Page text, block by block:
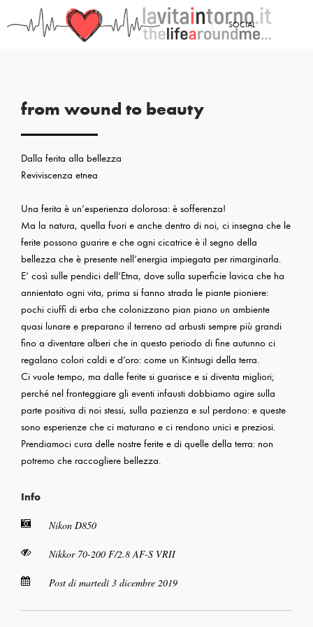
SOCIAL
from wound to beauty
Dalla ferita alla bellezza
Reviviscenza etnea
Una ferita è un’esperienza dolorosa: è sofferenza!
Ma la natura, quella fuori e anche dentro di noi, ci insegna che le
ferite possono guarire e che ogni cicatrice è il segno della
bellezza che è presente nell’energia impiegata per rimarginarla.
E’ così sulle pendici dell’Etna, dove sulla superficie lavica che ha
annientato ogni vita, prima si fanno strada le piante pioniere:
pochi ciuffi di erba che colonizzano pian piano un ambiente
quasi lunare e preparano il terreno ad arbusti sempre più grandi
fino a diventare alberi che in questo periodo di fine autunno ci
regalano colori caldi e d’oro: come un Kintsugi della terra.
Ci vuole tempo, ma dalle ferite si guarisce e si diventa migliori;
perché nel fronteggiare gli eventi infausti dobbiamo agire sulla
parte positiva di noi stessi, sulla pazienza e sul perdono: e queste
sono esperienze che ci maturano e ci rendono unici e preziosi.
Prendiamoci cura delle nostre ferite e di quelle della terra: non
potremo che raccogliere bellezza.
Info
Nikon D850
Nikkor 70-200 F/2.8 AF-S VRII
Post di martedì 3 dicembre 2019